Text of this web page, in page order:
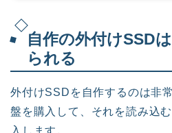
自作の外付けSSD
られる
外付けSSDを自作するのは非
盤を購入して、それを読み込